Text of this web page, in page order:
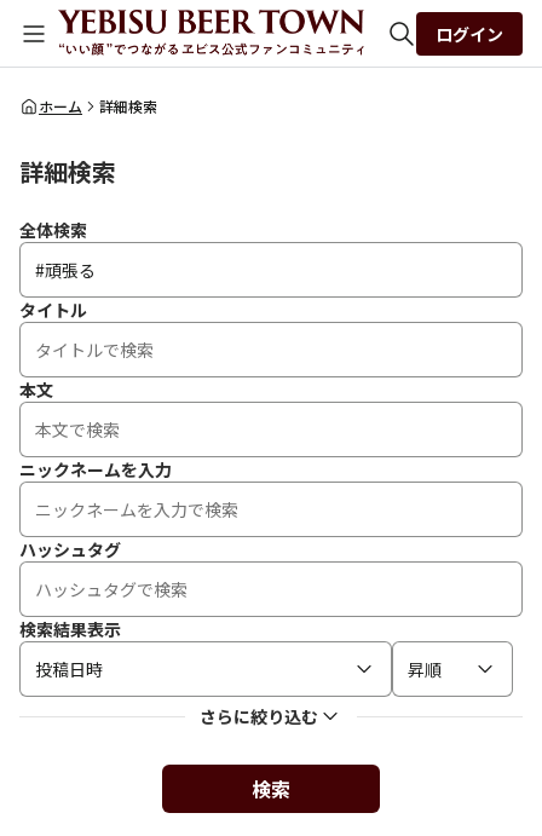
全体検索
ログイン
ホーム 詳細検索
詳細検索
全体検索
タイトル
本文
ニックネームを入力
ハッシュタグ
検索結果表示
投稿日時
昇順
さらに絞り込む
検索